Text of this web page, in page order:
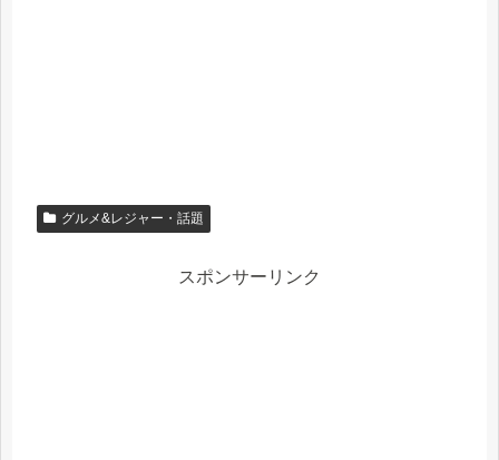
グルメ&レジャー・話題
スポンサーリンク